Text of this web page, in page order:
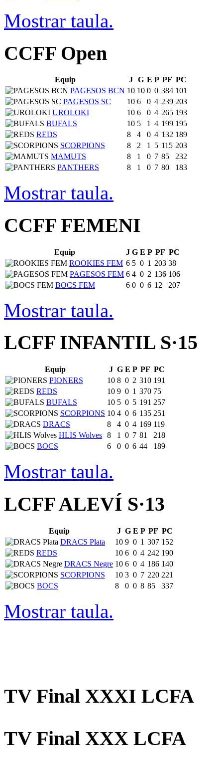
Mostrar taula.
CCFF Open
Equip J G E P PF PC
PAGESOS BCN 10 10 0 0 384 101
PAGESOS SC
10 6 0 4 239 203
UROLOKI
10 6 0 4 265 193
BUFALS
10 5 1 4 199 195
REDS
8 4 0 4 132 189
SCORPIONS
8 2 1 5 115 203
MAMUTS
8 1 0 7 85
232
PANTHERS
8 1 0 7 80 183
Mostrar taula.
CCFF FEMENI
Equip J G E P PF PC
ROOKIES FEM 6 5 0 1 203 38
PAGESOS FEM 6 4 0 2 136 106
BOCS FEM
6 0 0 6 12 207
Mostrar taula.
LCFF INFANTIL S·15
Equip J G E P PF PC
PIONERS
10 8 0 2 310 191
REDS
10 9 0 1 370 75
BUFALS
10 5 0 5 191 257
SCORPIONS 10 4 0 6 135 251
DRACS
8 4 0 4 169 119
HLIS Wolves 8 1 0 7 81
218
BOCS
6 0 0 6 44 189
Mostrar taula.
LCFF ALEVÍ S·13
Equip J G E P PF PC
DRACS Plata
10 9 0 1 307 152
REDS
10 6 0 4 242 190
DRACS Negre 10 6 0 4 186 140
SCORPIONS
10 3 0 7 220 221
BOCS
8 0 0 8 85 337
Mostrar taula.
TV Final XXXI LCFA
TV Final XXX LCFA